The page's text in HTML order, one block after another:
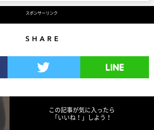
スポンサーリンク
この記事が気に入ったら
「いいね！」しよう！